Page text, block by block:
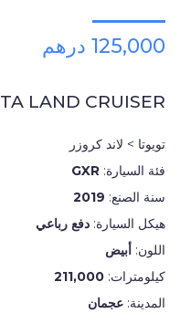
125,000 درهم
LAND CRUISER
تويوتا > لاند كروزر
فئة السيارة: GXR
سنة الصنع: 2019
هيكل السيارة: دفع رباعي
اللون: أبيض
كيلومترات: 211,000
المدينة: عجمان